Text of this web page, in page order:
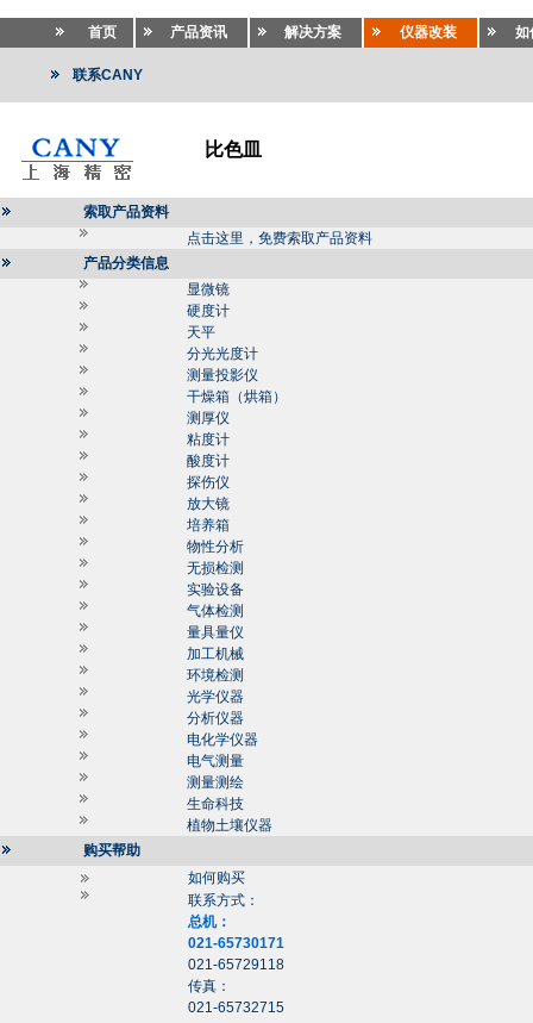
首页 产品资讯 解决方案 仪器改装 如
联系CANY
比色皿
索取产品资料
点击这里，免费索取产品资料
产品分类信息
显微镜
硬度计
天平
分光光度计
测量投影仪
干燥箱（烘箱）
测厚仪
粘度计
酸度计
探伤仪
放大镜
培养箱
物性分析
无损检测
实验设备
气体检测
量具量仪
加工机械
环境检测
光学仪器
分析仪器
电化学仪器
电气测量
测量测绘
生命科技
植物土壤仪器
购买帮助
如何购买
联系方式：
总机：
021-65730171
021-65729118
传真：
021-65732715